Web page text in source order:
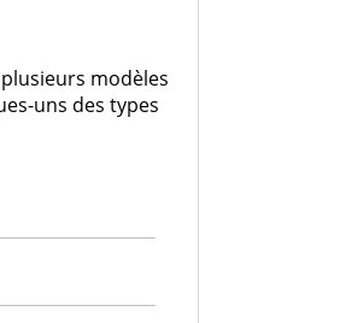
modèles
uns des types